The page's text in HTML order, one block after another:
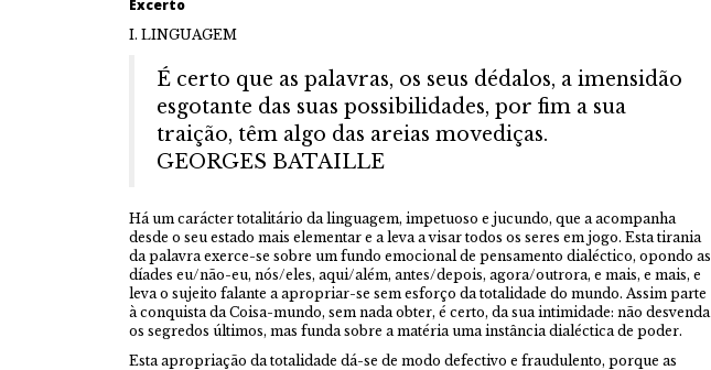
Excerto
I. LINGUAGEM
É certo que as palavras, os seus dédalos, a imensidão
esgotante das suas possibilidades, por fim a sua
traição, têm algo das areias movediças.
GEORGES BATAILLE
Há um carácter totalitário da linguagem, impetuoso e jucundo, que a acompanha
desde o seu estado mais elementar e a leva a visar todos os seres em jogo. Esta tirania
da palavra exerce-se sobre um fundo emocional de pensamento dialéctico, opondo as
díades eu/não-eu, nós/eles, aqui/além, antes/depois, agora/outrora, e mais, e mais, e
leva o sujeito falante a apropriar-se sem esforço da totalidade do mundo. Assim parte
à conquista da Coisa-mundo, sem nada obter, é certo, da sua intimidade: não desvenda
os segredos últimos, mas funda sobre a matéria uma instância dialéctica de poder.
Esta apropriação da totalidade dá-se de modo defectivo e fraudulento, porque as